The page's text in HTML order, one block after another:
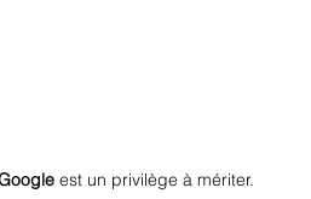
est un privilège à mériter.